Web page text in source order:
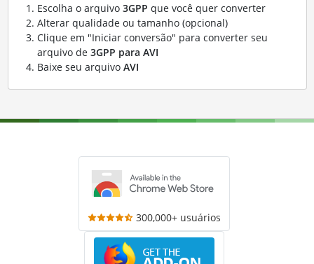
Escolha o arquivo 3GPP que você quer converter
Alterar qualidade ou tamanho (opcional)
Clique em "Iniciar conversão" para converter seu
arquivo de 3GPP para AVI
Baixe seu arquivo AVI
300,000+ usuários